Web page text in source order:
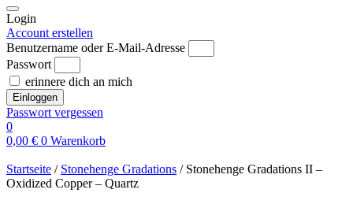
Login
Account erstellen
Benutzername oder E-Mail-Adresse
Passwort
erinnere dich an mich
Einloggen
Passwort vergessen
0
0,00 € 0 Warenkorb
Startseite / Stonehenge Gradations / Stonehenge Gradations II –
Oxidized Copper – Quartz